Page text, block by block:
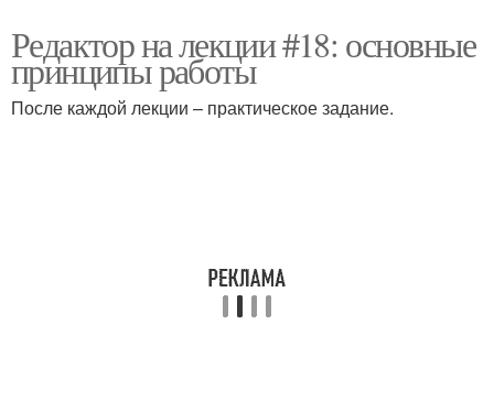
Редактор на лекции #18: основные
принципы работы
После каждой лекции – практическое задание.